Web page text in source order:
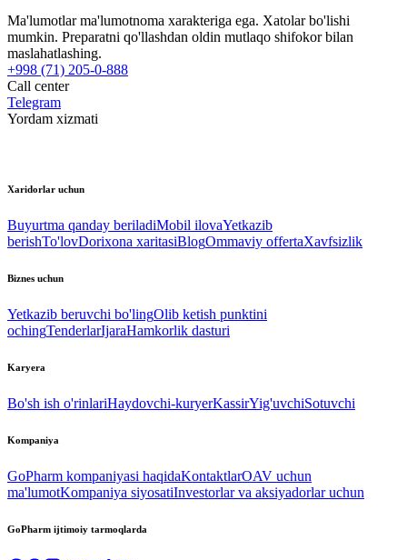
Ma'lumotlar ma'lumotnoma xarakteriga ega. Xatolar bo'lishi
mumkin. Preparatni qo'llashdan oldin mutlaqo shifokor bilan
maslahatlashing.
+998 (71) 205-0-888
Call center
Telegram
Yordam xizmati
Xaridorlar uchun
Buyurtma qanday beriladiMobil ilovaYetkazib
berishTo'lovDorixona xaritasiBlogOmmaviy offertaXavfsizlik
Biznes uchun
Yetkazib beruvchi bo'lingOlib ketish punktini
ochingTenderlarIjaraHamkorlik dasturi
Karyera
Bo'sh ish o'rinlariHaydovchi-kuryerKassirYig'uvchiSotuvchi
Kompaniya
GoPharm kompaniyasi haqidaKontaktlarOAV uchun
ma'lumotKompaniya siyosatiInvestorlar va aksiyadorlar uchun
GoPharm ijtimoiy tarmoqlarda